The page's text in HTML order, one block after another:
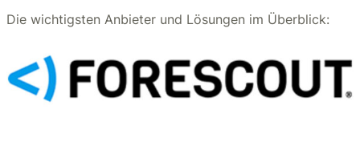
Die wichtigsten Anbieter und Lösungen im Überblick: